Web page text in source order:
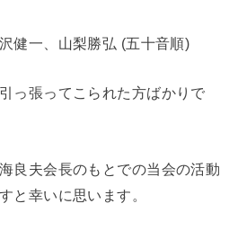
健一、山梨勝弘 (五十音順)
っ張ってこられた方ばかりで
良夫会長のもとでの当会の活動
と幸いに思います。